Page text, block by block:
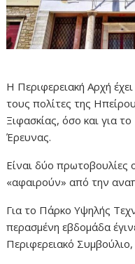
Η Περιφερειακή Αρχή
τους πολίτες της
Ξιφασκίας, όσο και για
Έρευνας.
Είναι δύο πρωτοβουλίες
«αφαιρούν» από την
Για το Πάρκο Υψηλής
περασμένη εβδομάδα
Περιφερειακό